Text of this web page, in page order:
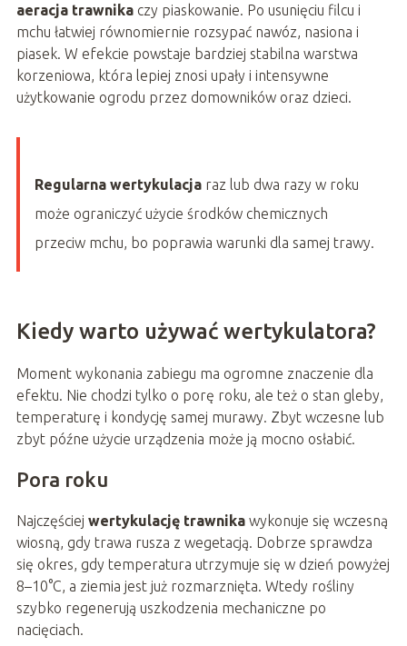
aeracja trawnikaczy piaskowanie. Po usunięciu filcu i
mchu łatwiej równomiernie rozsypać nawóz, nasiona i
piasek. W efekcie powstaje bardziej stabilna warstwa
korzeniowa, która lepiej znosi upały i intensywne
użytkowanie ogrodu przez domowników oraz dzieci.
Regularna wertykulacjaraz lub dwa razy w roku
może ograniczyć użycie środków chemicznych
przeciw mchu, bo poprawia warunki dla samej trawy.
Kiedy warto używać wertykulatora?
Moment wykonania zabiegu ma ogromne znaczenie dla
efektu. Nie chodzi tylko o porę roku, ale też o stan gleby,
temperaturę i kondycję samej murawy. Zbyt wczesne lub
zbyt późne użycie urządzenia może ją mocno osłabić.
Pora roku
Najczęściej wertykulację trawnikawykonuje się wczesną
wiosną, gdy trawa rusza z wegetacją. Dobrze sprawdza
się okres, gdy temperatura utrzymuje się w dzień powyżej
8–10°C, a ziemia jest już rozmarznięta. Wtedy rośliny
szybko regenerują uszkodzenia mechaniczne po
nacięciach.